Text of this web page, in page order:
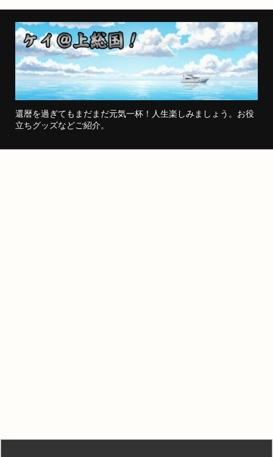
還暦を過ぎてもまだまだ元気一杯！人生楽しみましょう。お役
立ちグッズなどご紹介。